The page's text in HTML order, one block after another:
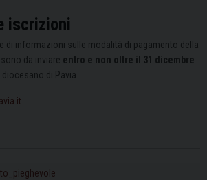
iscrizioni
di informazioni sulle modalità di pagamento della
da inviare entro e non oltre il 31 dicembre
di Pavia